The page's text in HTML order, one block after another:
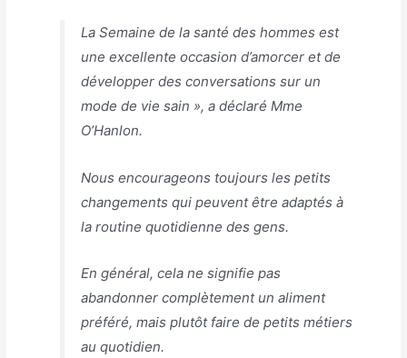
La Semaine de la santé des hommes est
une excellente occasion d’amorcer et de
développer des conversations sur un
mode de vie sain », a déclaré Mme
O’Hanlon.
Nous encourageons toujours les petits
changements qui peuvent être adaptés à
la routine quotidienne des gens.
En général, cela ne signifie pas
abandonner complètement un aliment
préféré, mais plutôt faire de petits métiers
au quotidien.